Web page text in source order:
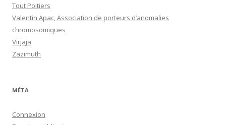
Tout Poitiers
Valentin Apac, Association de porteurs d’anomalies
chromosomiques
Virjaja
Zazimuth
MÉTA
Connexion